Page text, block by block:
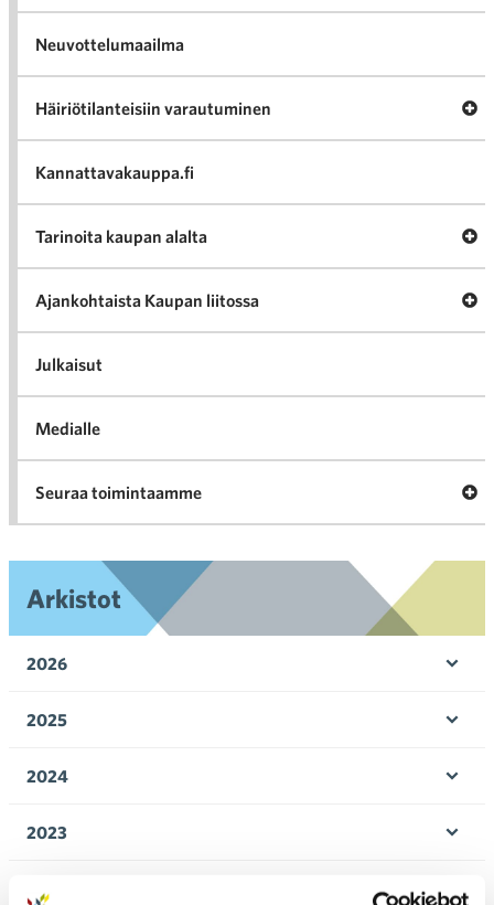
Neuvottelumaailma
Häiriötilanteisiin varautuminen
Kannattavakauppa.fi
Tarinoita kaupan alalta
Ajankohtaista Kaupan liitossa
Julkaisut
Medialle
Seuraa toimintaamme
Arkistot
2026
2025
2024
2023
2022